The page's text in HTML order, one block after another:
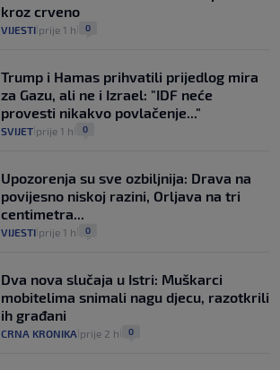
kroz crveno
VIJESTI prije 1 h 0
Trump i Hamas prihvatili prijedlog mira
za Gazu, ali ne i Izrael: "IDF neće
provesti nikakvo povlačenje..."
SVIJET prije 1 h 0
Upozorenja su sve ozbiljnija: Drava na
povijesno niskoj razini, Orljava na tri
centimetra...
VIJESTI prije 1 h 0
Dva nova slučaja u Istri: Muškarci
mobitelima snimali nagu djecu, razotkrili
ih građani
CRNA KRONIKA prije 2 h 0